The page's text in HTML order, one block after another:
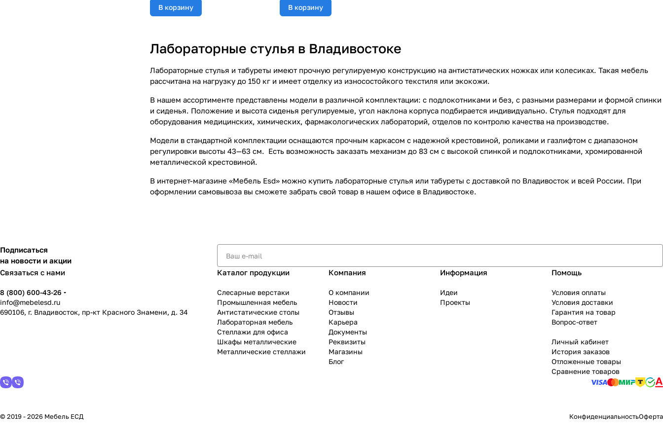
В корзину В корзину
Лабораторные стулья в Владивостоке
Лабораторные стулья и табуреты имеют прочную регулируемую конструкцию на антистатических ножках или колесиках. Такая мебель
рассчитана на нагрузку до 150 кг и имеет отделку из износостойкого текстиля или экокожи.
В нашем ассортименте представлены модели в различной комплектации: с подлокотниками и без, с разными размерами и формой спинки
и сиденья. Положение и высота сиденья регулируемые, угол наклона корпуса подбирается индивидуально. Стулья подходят для
оборудования медицинских, химических, фармакологических лабораторий, отделов по контролю качества на производстве.
Модели в стандартной комплектации оснащаются прочным каркасом с надежной крестовиной, роликами и газлифтом с диапазоном
регулировки высоты 43—63 см. Есть возможность заказать механизм до 83 см с высокой спинкой и подлокотниками, хромированной
металлической крестовиной.
В интернет-магазине «Мебель Esd» можно купить лабораторные стулья или табуреты с доставкой по Владивосток и всей России. При
оформлении самовывоза вы сможете забрать свой товар в нашем офисе в Владивостоке.
Подписаться
на новости и акции
Связаться с нами
8 (800) 600-43-26
info@mebelesd.ru
690106, г. Владивосток, пр-кт Красного Знамени, д. 34
Каталог продукции
Слесарные верстаки
Промышленная мебель
Антистатические столы
Лабораторная мебель
Стеллажи для офиса
Шкафы металлические
Металлические стеллажи
Компания
О компании
Новости
Отзывы
Карьера
Документы
Реквизиты
Магазины
Блог
Информация
Идеи
Проекты
Помощь
Условия оплаты
Условия доставки
Гарантия на товар
Вопрос-ответ
Личный кабинет
История заказов
Отложенные товары
Сравнение товаров
© 2019 - 2026 Мебель ЕСД КонфиденциальностьОферта